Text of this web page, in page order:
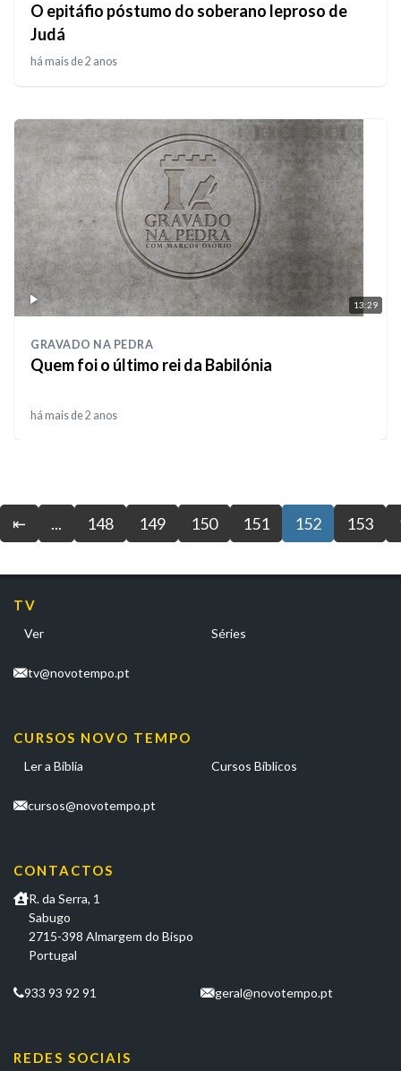
O epitáfio póstumo do soberano leproso de
Judá
há mais de 2 anos
13:29
GRAVADO NA PEDRA
Quem foi o último rei da Babilónia
há mais de 2 anos
⇤ ... 148 149 150 151 152 153
TV
Ver Séries
tv@novotempo.pt
CURSOS NOVO TEMPO
Ler a Bíblia Cursos Bíblicos
cursos@novotempo.pt
CONTACTOS
R. da Serra, 1
Sabugo
2715-398 Almargem do Bispo
Portugal
933 93 92 91 geral@novotempo.pt
REDES SOCIAIS